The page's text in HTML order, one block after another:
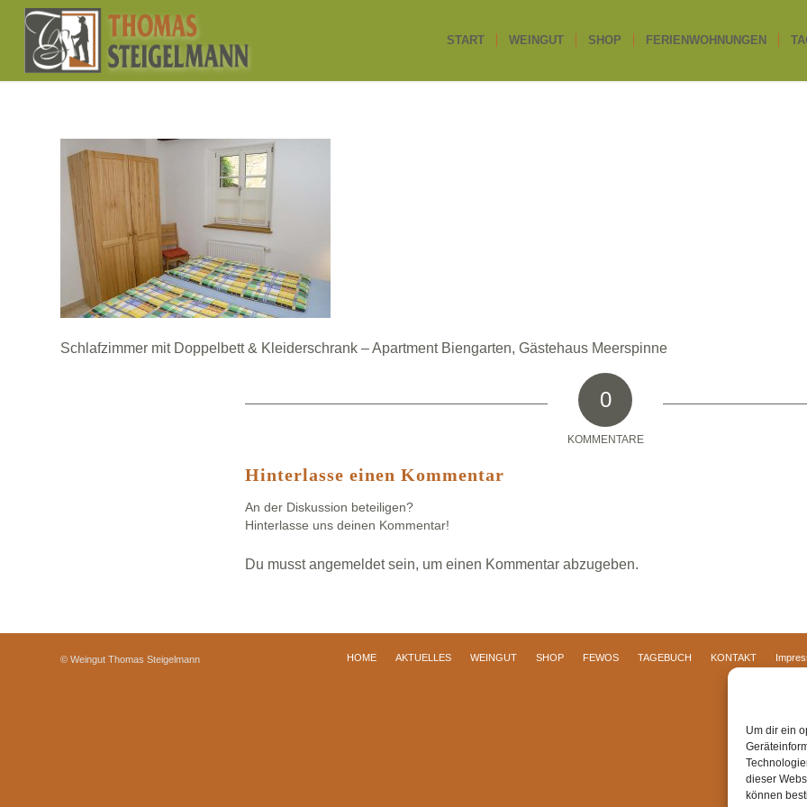
Um dir ein
dieser
können
START WEINGUT SHOP FERIENWOHNUNGEN
Schlafzimmer mit Doppelbett & Kleiderschrank – Apartment Biengarten, Gästehaus Meerspinne
0
KOMMENTARE
Hinterlasse einen Kommentar
An der Diskussion beteiligen?
Hinterlasse uns deinen Kommentar!
Du musstangemeldetsein, um einen Kommentar abzugeben.
© Weingut Thomas Steigelmann HOME AKTUELLES WEINGUT SHOP FEWOS TAGEBUCH KONTAKT